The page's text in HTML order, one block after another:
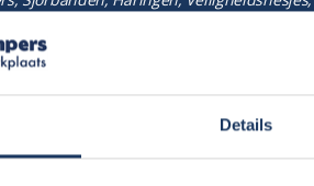
Details
eigen risico deels afkoopt. In dat geval